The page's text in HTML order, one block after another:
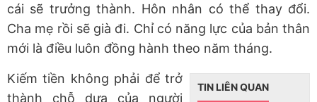
cái sẽ trưởng thành. Hôn nhân có thể thay đổi.
Cha mẹ rồi sẽ già đi. Chỉ có năng lực của bản thân
mới là điều luôn đồng hành theo năm tháng.
TIN LIÊN QUAN
Kiếm tiền không phải để trở
thành chỗ dựa của người